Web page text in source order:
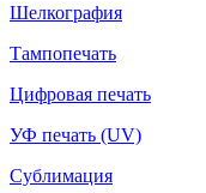
Шелкография
Тампопечать
Цифровая печать
УФ печать (UV)
Сублимация